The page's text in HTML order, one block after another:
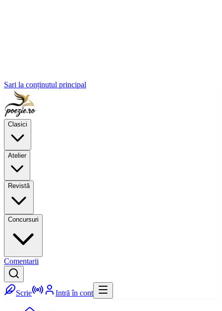
Sari la conținutul principal
Clasici
Atelier
Revistă
Concursuri
Comentarii
Scrie Intră în cont